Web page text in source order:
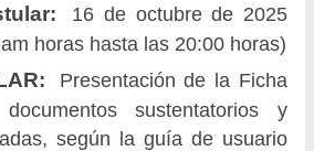
16 de octubre de 2025
horas hasta las 20:00 horas)
Presentación de la Ficha
sustentatorios y
según la guía de usuario